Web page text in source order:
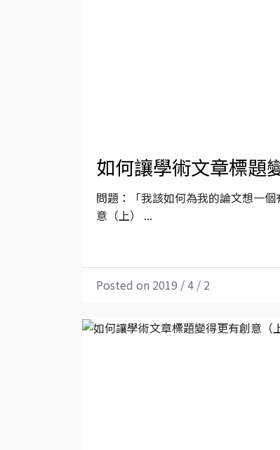
如何讓學術文章標題
問題：「我該如何為我的論文想一
意（上） ...
Posted on 2019 / 4 / 2